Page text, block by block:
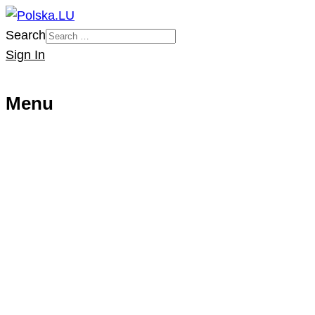
Search
Sign In
Menu